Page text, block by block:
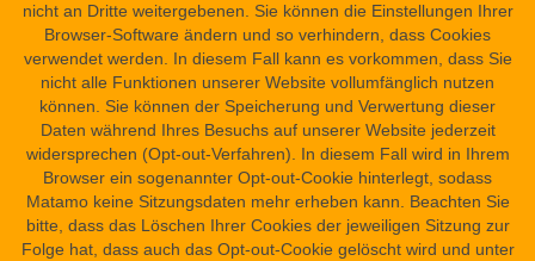
[rt. 12,x+1] [… … …] in ihnen (?).
Nicht ich bin es, der dich töten wird.
Horus ist es, der dich töten wird, durch stechen / stoßen (?)1[in
(?)] dein Herz.
Re und seine Neunheit sind Zeuge.
1 ypgdd: Nach Massart, Leiden Magical Papyrus, 86 Anm. 2
eine (sonst unbekannte) Ortsbezeichnung oder ein Verb im
Sinne von „in doing something (e.g. in thrusting his sword)
[m‚in‘] thy heart.“ Letzterer Vorschlag ist plausibler, weil Z.
nicht an Dritte weitergebenen. Sie können die Einstellungen Ihrer
Browser-Software ändern und so verhindern, dass Cookies
verwendet werden. In diesem Fall kann es vorkommen, dass Sie
nicht alle Funktionen unserer Website vollumfänglich nutzen
können. Sie können der Speicherung und Verwertung dieser
Daten während Ihres Besuchs auf unserer Website jederzeit
widersprechen (Opt-out-Verfahren). In diesem Fall wird in Ihrem
Browser ein sogenannter Opt-out-Cookie hinterlegt, sodass
Matamo keine Sitzungsdaten mehr erheben kann. Beachten Sie
bitte, dass das Löschen Ihrer Cookies der jeweiligen Sitzung zur
Folge hat, dass auch das Opt-out-Cookie gelöscht wird und unter